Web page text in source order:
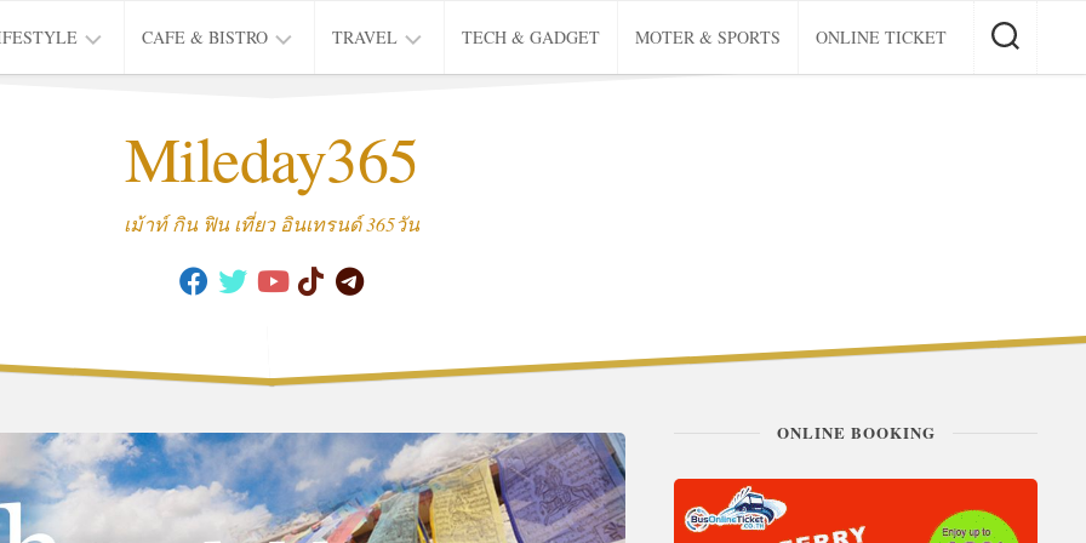
CAFE & BISTRO
CAFE
TRAVEL
THAI
TRIP
TECH & GADGET MOTER & SPORTS ONLINE TICKET
Mileday365
เม้าท์ กิน ฟิน เที่ยว อินเทรนด์ 365วัน
ONLINE BOOKING